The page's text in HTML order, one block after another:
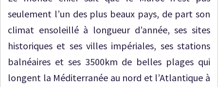
seulement l’un des plus beaux pays, de part son
climat ensoleillé à longueur d’année, ses sites
historiques et ses villes impériales, ses stations
balnéaires et ses 3500km de belles plages qui
longent la Méditerranée au nord et l’Atlantique à